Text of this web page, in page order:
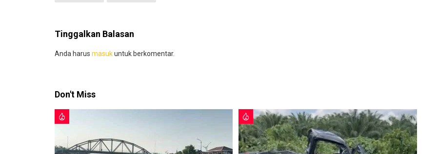
Tinggalkan Balasan
Anda harus masukuntuk berkomentar.
Don't Miss